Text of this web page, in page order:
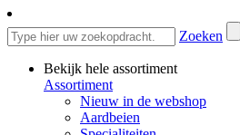
Zoeken
Bekijk hele assortiment
Assortiment
Nieuw in de webshop
Aardbeien